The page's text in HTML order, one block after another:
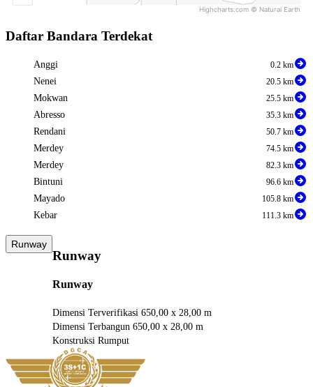
Highcharts.com © Natural Earth
Daftar Bandara Terdekat
Anggi 0.2 km
Nenei 20.5 km
Mokwan 25.5 km
Abresso 35.3 km
Rendani 50.7 km
Merdey 74.5 km
Merdey 82.3 km
Bintuni 96.6 km
Mayado 105.8 km
Kebar 111.3 km
Runway
Runway
Runway
Dimensi Terverifikasi 650,00 x 28,00 m
Dimensi Terbangun 650,00 x 28,00 m
Konstruksi Rumput